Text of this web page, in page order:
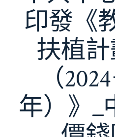
關印發《
扶植
（
年）》_